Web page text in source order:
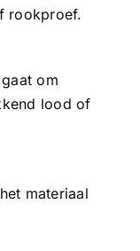
rookproef.
om
lood of
materiaal